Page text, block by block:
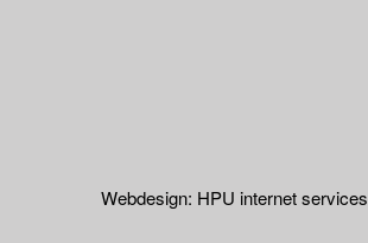
Webdesign: HPU internet services